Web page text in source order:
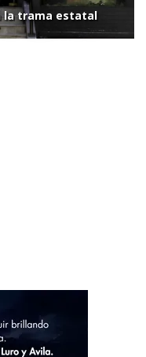
la trama estatal